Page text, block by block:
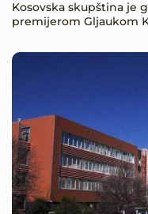
Kosovska skupština je
premijerom Gljaukom